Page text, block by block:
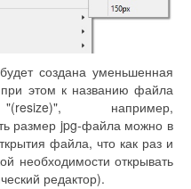
создана уменьшенная
при этом к названию файла
например,
размер jpg-файла можно в
файла, что как раз и
необходимости открывать
редактор).